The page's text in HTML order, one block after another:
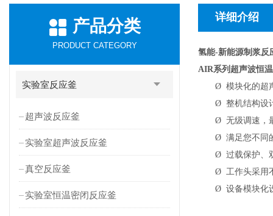
产品分类
PRODUCT CATEGORY
实验室反应釜
超声波反应釜
实验室超声波反应釜
真空反应釜
实验室恒温密闭反应釜
详细介绍
氢能-新能源制浆反
AIR系列超声波恒
Ø 模块化的超
Ø 整机结构设
Ø 无级调速，
Ø 满足您不同
Ø 过载保护、
Ø 工作头采用
Ø 设备模块化